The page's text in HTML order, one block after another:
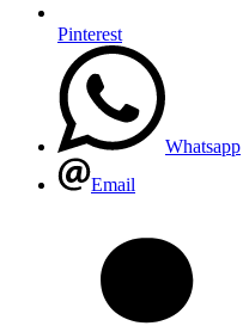
Pinterest
Whatsapp
Email